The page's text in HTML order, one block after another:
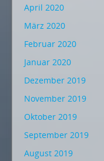
April 2020
März 2020
Februar 2020
Januar 2020
Dezember 2019
November 2019
Oktober 2019
September 2019
August 2019